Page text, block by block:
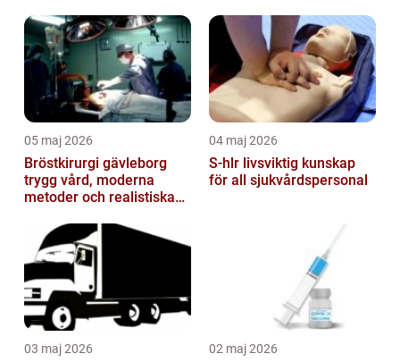
05 maj 2026
Bröstkirurgi gävleborg
trygg vård, moderna
metoder och realistiska
04 maj 2026
S-hlr livsviktig kunskap
för all sjukvårdspersonal
03 maj 2026 02 maj 2026